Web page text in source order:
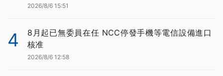
2026/8/6 15:51
4
8月起已無委員在任 NCC停發手機等電信設備進口
核准
2026/8/6 12:58